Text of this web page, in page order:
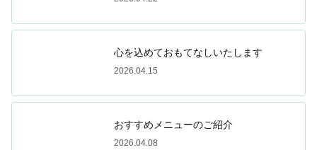
心を込めておもてなしいたします
2026.04.15
おすすめメニューのご紹介
2026.04.08